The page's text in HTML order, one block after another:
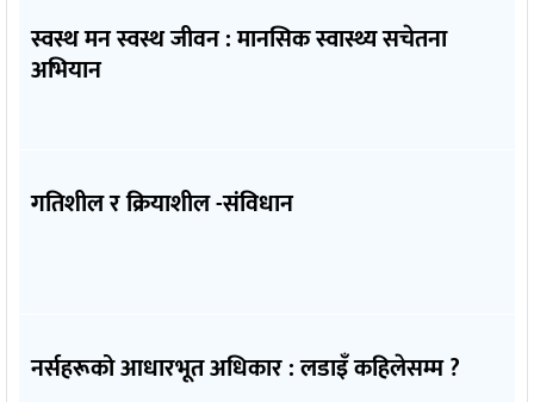
स्वस्थ मन स्वस्थ जीवन : मानसिक स्वास्थ्य सचेतना
अभियान
गतिशील र क्रियाशील -संविधान
नर्सहरूको आधारभूत अधिकार : लडाइँ कहिलेसम्म ?